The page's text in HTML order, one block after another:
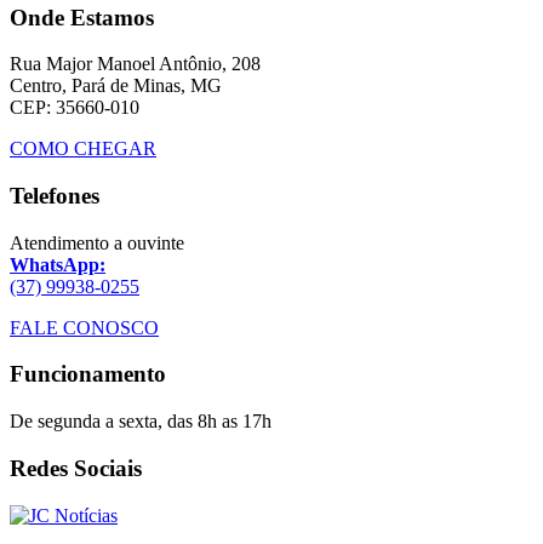
Onde Estamos
Rua Major Manoel Antônio, 208
Centro, Pará de Minas, MG
CEP: 35660-010
COMO CHEGAR
Telefones
Atendimento a ouvinte
WhatsApp:
(37) 99938-0255
FALE CONOSCO
Funcionamento
De segunda a sexta, das 8h as 17h
Redes Sociais